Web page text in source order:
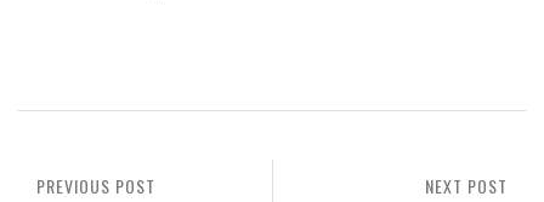
NEXT POST
PREVIOUS POST